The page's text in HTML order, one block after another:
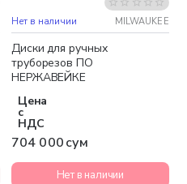
Нет в наличии MILWAUKEE
Диски для ручных
труборезов ПО
НЕРЖАВЕЙКЕ
Цена
с
НДС
704 000 сум
Нет в наличии